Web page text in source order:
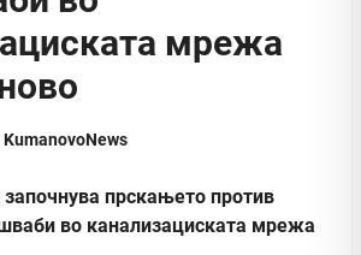
мрежа
KumanovoNews
прскањето против
во канализациската мрежа